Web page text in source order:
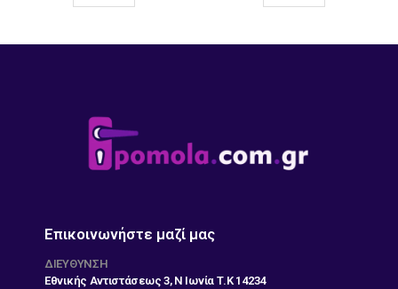
Επικοινωνήστε μαζί μας
ΔΙΕΎΘΥΝΣΗ
Εθνικής Αντιστάσεως 3, Ν Ιωνία Τ.Κ 14234